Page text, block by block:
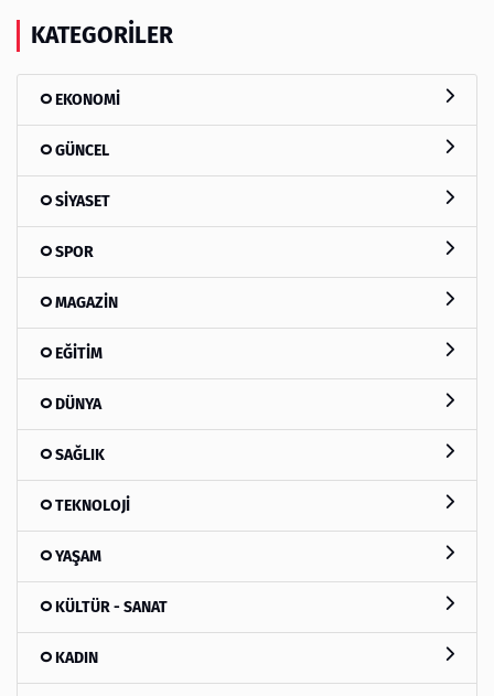
KATEGORILER
EKONOMİ
GÜNCEL
SİYASET
SPOR
MAGAZİN
EĞİTİM
DÜNYA
SAĞLIK
TEKNOLOJİ
YAŞAM
KÜLTÜR - SANAT
KADIN